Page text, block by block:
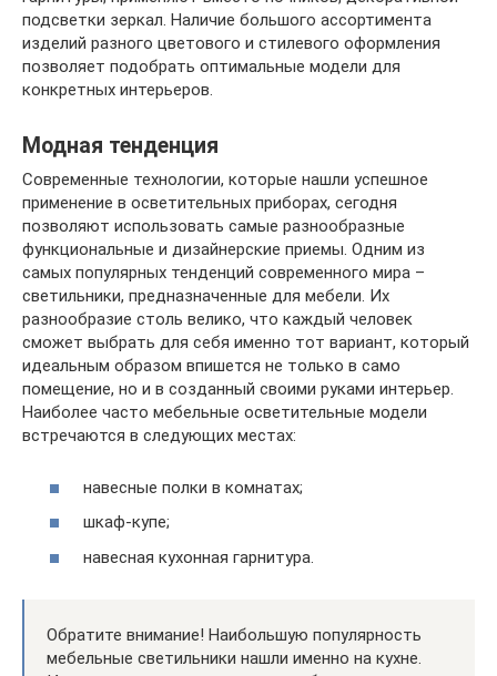
подсветки зеркал. Наличие большого ассортимента
изделий разного цветового и стилевого оформления
позволяет подобрать оптимальные модели для
конкретных интерьеров.
Модная тенденция
Современные технологии, которые нашли успешное
применение в осветительных приборах, сегодня
позволяют использовать самые разнообразные
функциональные и дизайнерские приемы. Одним из
самых популярных тенденций современного мира –
светильники, предназначенные для мебели. Их
разнообразие столь велико, что каждый человек
сможет выбрать для себя именно тот вариант, который
идеальным образом впишется не только в само
помещение, но и в созданный своими руками интерьер.
Наиболее часто мебельные осветительные модели
встречаются в следующих местах:
навесные полки в комнатах;
шкаф-купе;
навесная кухонная гарнитура.
Обратите внимание! Наибольшую популярность
мебельные светильники нашли именно на кухне.